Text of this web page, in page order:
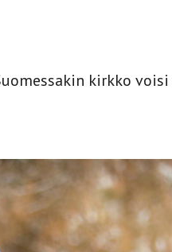
kirkko